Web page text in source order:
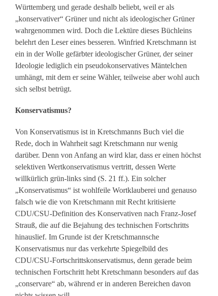
Württemberg und gerade deshalb beliebt, weil er als
„konservativer“ Grüner und nicht als ideologischer Grüner
wahrgenommen wird. Doch die Lektüre dieses Büchleins
belehrt den Leser eines besseren. Winfried Kretschmann ist
ein in der Wolle gefärbter ideologischer Grüner, der seiner
Ideologie lediglich ein pseudokonservatives Mäntelchen
umhängt, mit dem er seine Wähler, teilweise aber wohl auch
sich selbst betrügt.
Konservatismus?
Von Konservatismus ist in Kretschmanns Buch viel die
Rede, doch in Wahrheit sagt Kretschmann nur wenig
darüber. Denn von Anfang an wird klar, dass er einen höchst
selektiven Wertkonservatismus vertritt, dessen Werte
willkürlich grün-links sind (S. 21 ff.). Ein solcher
„Konservatismus“ ist wohlfeile Wortklauberei und genauso
falsch wie die von Kretschmann mit Recht kritisierte
CDU/CSU-Definition des Konservativen nach Franz-Josef
Strauß, die auf die Bejahung des technischen Fortschritts
hinauslief. Im Grunde ist der Kretschmannsche
Konservatismus nur das verkehrte Spiegelbild des
CDU/CSU-Fortschrittskonservatismus, denn gerade beim
technischen Fortschritt hebt Kretschmann besonders auf das
„conservare“ ab, während er in anderen Bereichen davon